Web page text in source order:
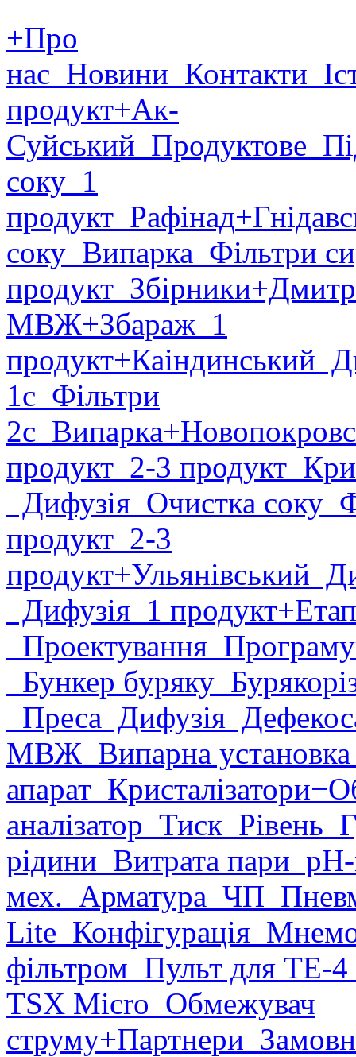
+Про
нас Новини Контакти
продукт+Ак-
Суйський Продуктове
соку 1
продукт Рафінад
соку Випарка Фільтри
продукт Збірники
МВЖ+Збараж 1
продукт+Каіндинський
1с Фільтри
2с Випарка
продукт 2-3 продукт
Дифузія Очистка соку
продукт 2-3
продукт+Ульянівський
Дифузія 1 продукт
Проектування
Бункер буряку
Преса Дифузія
МВЖ Випарна
апарат Кристалізатори
аналізатор Тиск Рівень
рідини Витрата пари
мех. Арматура ЧП
Lite Конфігурація
фільтром Пульт для ТЕ-4
TSX Micro Обмежувач
струму+Партнери